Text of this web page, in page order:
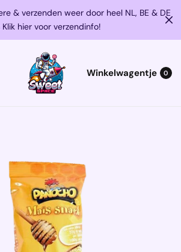
& verzenden weer door heel NL, BE & DE
Klik hier voor verzendinfo!
Winkelwagentje 0